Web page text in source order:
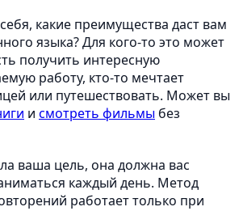
какие преимущества даст вам
языка? Для кого-то это может
получить интересную
работу, кто-то мечтает
или путешествовать. Может вы
и смотреть фильмы без
ваша цель, она должна вас
каждый день. Метод
работает только при